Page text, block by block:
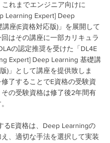
れまでエンジニア向けに
Learning Expert] Deep
座(E資格対応版)」を展開して
はその講座に一部カリキュラ
の認定推奨を受けた「DL4E
Expert] Deep Learning 基礎講
)」として講座を提供致しま
了することでE資格の受験資
の受験資格は修了後2年間有
るE資格は、Deep Learningの
、適切な手法を選択して実装